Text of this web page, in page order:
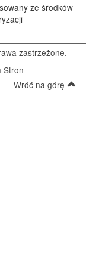
ze środków
zastrzeżone.
Stron
Wróć na górę